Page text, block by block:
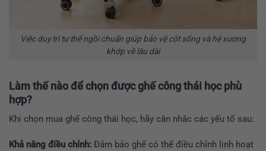
Việc duy trì tư thế ngồi chuẩn giúp bảo vệ cột sống và hệ xương
khớp về lâu dài
Làm thế nào để chọn được ghế công thái học phù
hợp?
Khi chọn mua ghế công thái học, hãy cân nhắc các yếu tố sau:
Khả năng điều chỉnh: Đảm bảo ghế có thể điều chỉnh linh hoạt